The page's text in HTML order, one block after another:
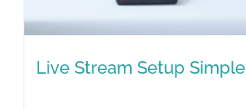
Live Stream Setup Simple